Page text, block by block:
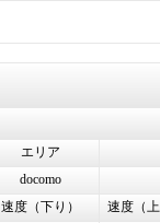
エリア
docomo
速度（下り）
速度（